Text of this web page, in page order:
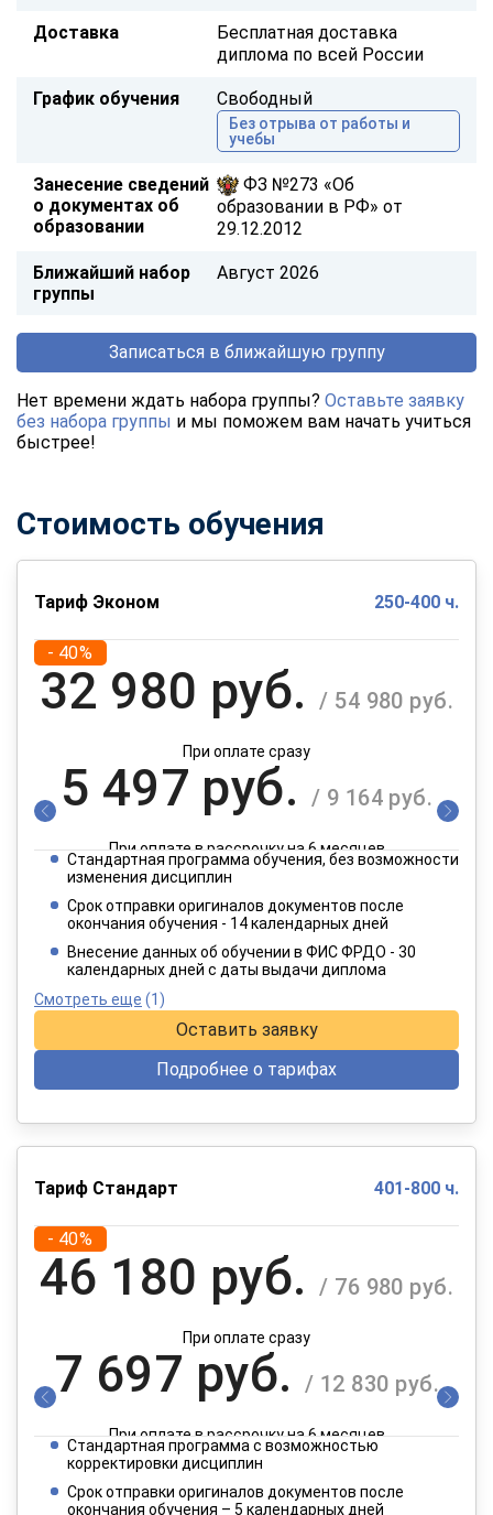
Доставка
Бесплатная доставка
диплома по всей России
График обучения Свободный
Без отрыва от работы и
учебы
Занесение сведений
о документах об
образовании
ФЗ №273 «Об
образовании в РФ» от
29.12.2012
Ближайший набор
группы
Август 2026
Записаться в ближайшую группу
Нет времени ждать набора группы? Оставьте заявку
без набора группы и мы поможем вам начать учиться
быстрее!
Стоимость обучения
Тариф Эконом 250-400 ч.
- 40%
32 980 руб. / 54 980 руб.
При оплате сразу
5 497 руб. / 9 164 руб.
При оплате в рассрочку на 6 месяцев
2 749 руб.
При оплате в рассрочку на 12 месяцев
Стандартная программа обучения, без возможности
изменения дисциплин
Срок отправки оригиналов документов после
окончания обучения - 14 календарных дней
Внесение данных об обучении в ФИС ФРДО - 30
календарных дней с даты выдачи диплома
Смотреть еще (1)
Оставить заявку
Подробнее о тарифах
Тариф Стандарт 401-800 ч.
- 40%
46 180 руб. / 76 980 руб.
При оплате сразу
7 697 руб. / 12 830 руб.
При оплате в рассрочку на 6 месяцев
3 849 руб.
Стандартная программа с возможностью
корректировки дисциплин
Срок отправки оригиналов документов после
окончания обучения – 5 календарных дней